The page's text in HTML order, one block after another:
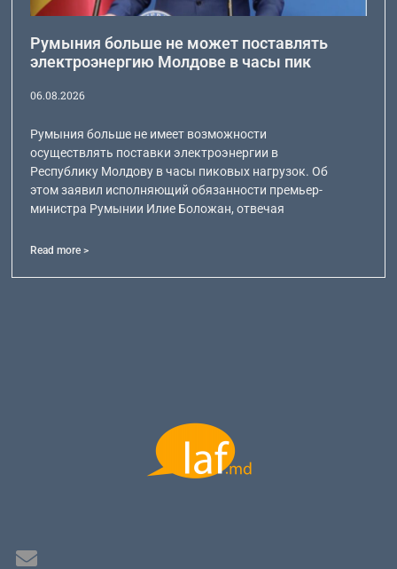
Румыния больше не может поставлять
электроэнергию Молдове в часы пик
06.08.2026
Румыния больше не имеет возможности
осуществлять поставки электроэнергии в
Республику Молдову в часы пиковых нагрузок. Об
этом заявил исполняющий обязанности премьер-
министра Румынии Илие Боложан, отвечая
Read more >